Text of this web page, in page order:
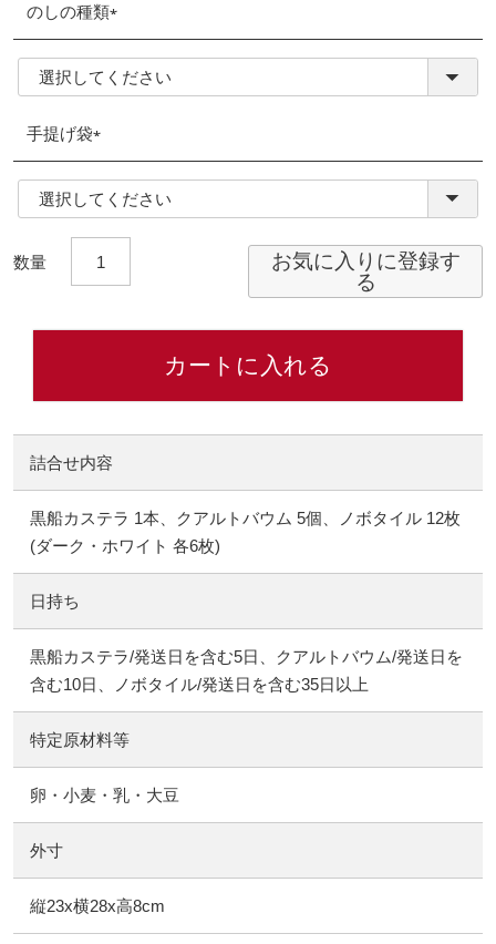
のしの種類
(必
須)
手提げ袋
(必
須)
お気に入りに登録す
る
カートに入れる
詰合せ内容
黒船カステラ 1本、クアルトバウム 5個、ノボタイル 12枚
(ダーク・ホワイト 各6枚)
日持ち
黒船カステラ/発送日を含む5日、クアルトバウム/発送日を
含む10日、ノボタイル/発送日を含む35日以上
特定原材料等
卵・小麦・乳・大豆
外寸
縦23x横28x高8cm